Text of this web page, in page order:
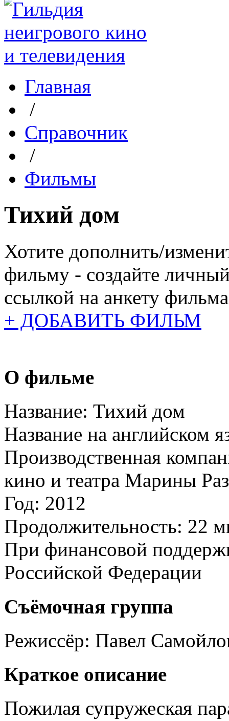
Главная
/
Справочник
/
Фильмы
Тихий дом
Хотите дополнить/
фильму - создайте
ссылкой на анкету
+ ДОБАВИТЬ ФИЛЬМ
О фильме
Название: Тихий дом
Название на английском
Производственная
кино и театра Марины
Год: 2012
Продолжительность: 22
При финансовой
Российской Федерации
Съёмочная группа
Режиссёр: Павел
Краткое описание
Пожилая супружеская